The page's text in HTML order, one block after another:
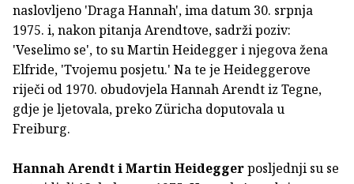
naslovljeno 'Draga Hannah', ima datum 30. srpnja
1975. i, nakon pitanja Arendtove, sadrži poziv:
'Veselimo se', to su Martin Heidegger i njegova žena
Elfride, 'Tvojemu posjetu.' Na te je Heideggerove
riječi od 1970. obudovjela Hannah Arendt iz Tegne,
gdje je ljetovala, preko Züricha doputovala u
Freiburg.
Hannah Arendt i Martin Heideggerposljednji su se